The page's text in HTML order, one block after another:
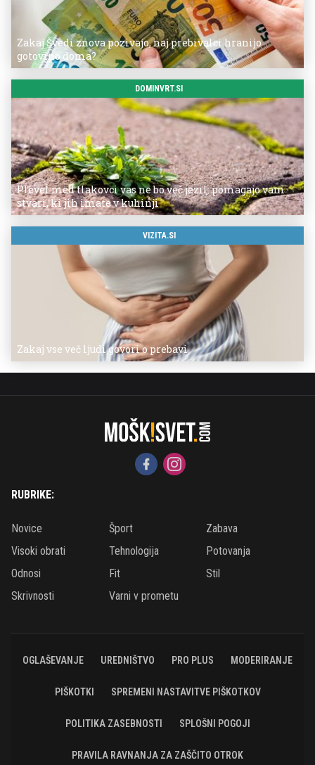
Zakaj Švedi znova pozivajo, naj prebivalci hranijo
gotovino doma?
DOMINVRT.SI
Plevel med tlakovci vas ne bo več jezil: pomagajo vam
stvari, ki jih imate v kuhinji
VIZITA.SI
Zakaj vse več ljudi govori o prebavi
RUBRIKE:
Novice Šport
Zabava
Visoki obrati
Tehnologija
Potovanja
Odnosi
Fit
Stil
Skrivnosti
Varni v prometu
OGLAŠEVANJE UREDNIŠTVO PRO PLUS MODERIRANJE
PIŠKOTKI SPREMENI NASTAVITVE PIŠKOTKOV
POLITIKA ZASEBNOSTI SPLOŠNI POGOJI
PRAVILA RAVNANJA ZA ZAŠČITO OTROK